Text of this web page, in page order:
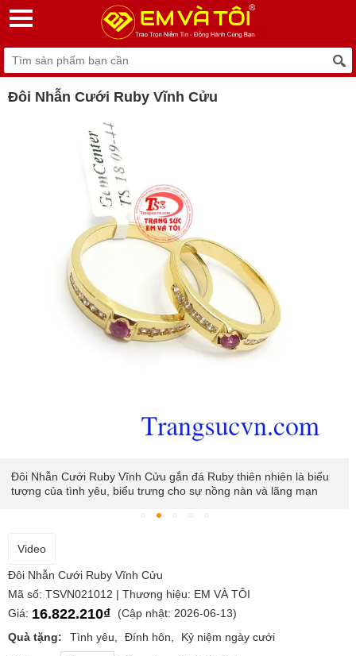
Đôi Nhẫn Cưới Ruby Vĩnh Cửu
Đôi Nhẫn Cưới Ruby Vĩnh Cửu gắn đá Ruby thiên nhiên là biểu
tượng của tình yêu, biểu trưng cho sự nồng nàn và lãng mạn
Video
Đôi Nhẫn Cưới Ruby Vĩnh Cửu
Mã số: TSVN021012 | Thương hiệu: EM VÀ TÔI
Giá: 16.822.210₫
(Cập nhật: 2026-06-13)
Quà tặng:
Tình yêu Đính hôn Kỷ niệm ngày cưới